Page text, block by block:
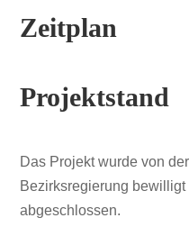
Zeitplan
Projektstand
Das Projekt wurde von
Bezirksregierung
abgeschlossen.